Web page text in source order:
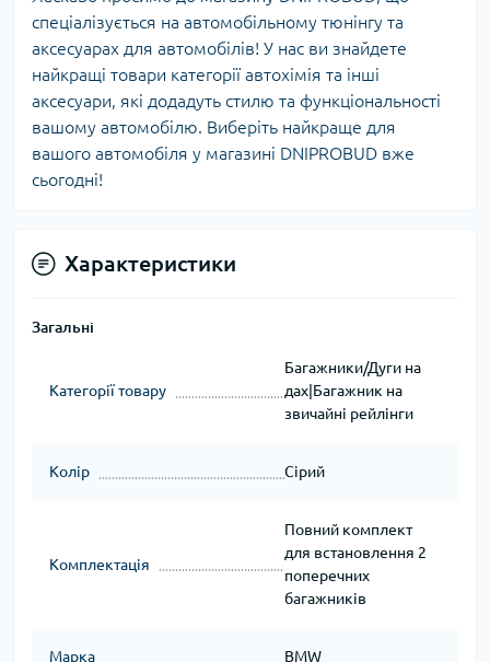
спеціалізується на автомобільному тюнінгу та
аксесуарах для автомобілів! У нас ви знайдете
найкращі товари категорії автохімія та інші
аксесуари, які додадуть стилю та функціональності
вашому автомобілю. Виберіть найкраще для
вашого автомобіля у магазині DNIPROBUD вже
сьогодні!
Характеристики
Загальні
Категорії товару
Багажники/Дуги на
дах|Багажник на
звичайні рейлінги
Колір Сірий
Комплектація
Повний комплект
для встановлення 2
поперечних
багажників
Марка BMW